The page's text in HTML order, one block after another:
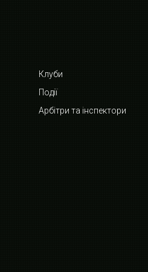
Клуби
Події
Арбітри та інспектори